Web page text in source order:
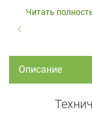
Читать
Описание